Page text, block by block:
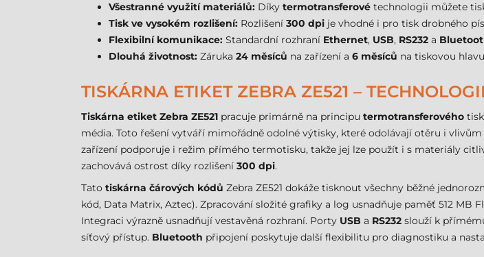
Všestranné využití materiálů: Díky termotransferové technologii můžete
Tisk ve vysokém rozlišení: Rozlišení 300 dpi je vhodné i pro tisk drobného
Flexibilní komunikace: Standardní rozhraní Ethernet, USB, RS232 a
Dlouhá životnost: Záruka 24 měsíců na zařízení a 6 měsíců na tiskovou
TISKÁRNA ETIKET ZEBRA ZE521 –
Tiskárna etiket Zebra ZE521 pracuje primárně na principu termotransferového
média. Toto řešení vytváří mimořádně odolné výtisky, které odolávají otěru i
zařízení podporuje i režim přímého termotisku, takže jej lze použít i s materiály
zachovává ostrost díky rozlišení 300 dpi.
Tato tiskárna čárových kódů Zebra ZE521 dokáže tisknout všechny běžné
kód, Data Matrix, Aztec). Zpracování složité grafiky a log usnadňuje paměť 512 MB
Integraci výrazně usnadňují vestavěná rozhraní. Porty USB a RS232 slouží k
síťový přístup. Bluetooth připojení poskytuje další flexibilitu pro diagnostiku a